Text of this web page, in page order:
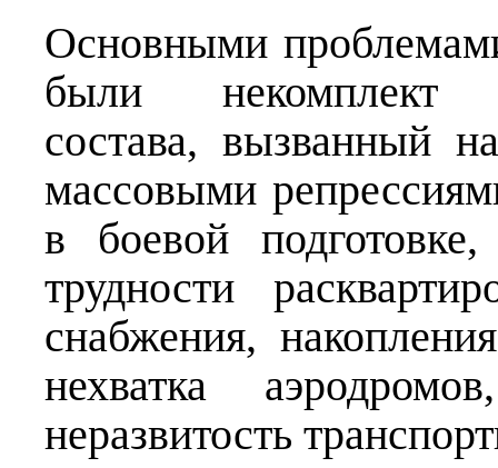
Основными
были некомплект
состава, вызванный
массовыми
в боевой
трудности
снабжения,
нехватка
неразвитость